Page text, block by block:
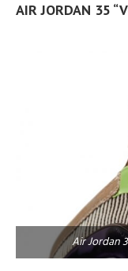
AIR JORDAN 35
Air Jordan